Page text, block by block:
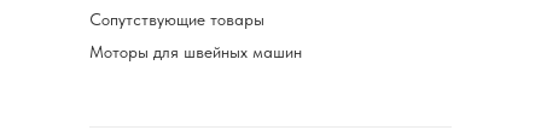
Сопутствующие товары
Моторы для швейных машин